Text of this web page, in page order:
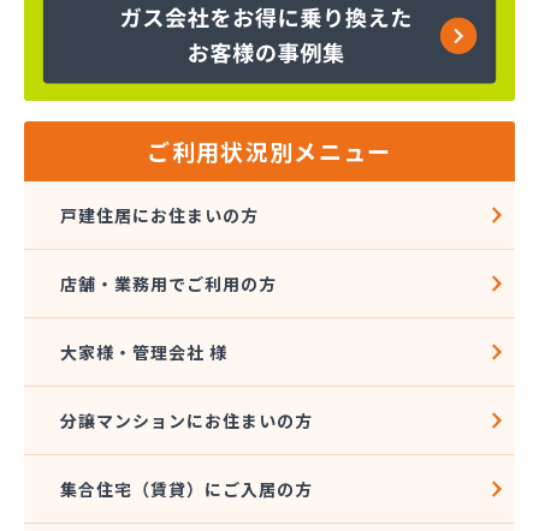
京都府LPガス協会（一般社団法人）・保安センター
京都府LPガス協会（一般社団法人） 保安センター
北部支所
広瀬産業株式会社
三幸ガス株式会社
山大燃料工業株式会社
小谷産業株式会社
小谷産業株式会社 宮津充填所
小谷商店
松川油業
上京物産有限会社
上原成商事株式会社 US国道伏見エコ・ステーシ
ご利用状況別メニュー
戸建住居にお住まいの方
店舗・業務用でご利用の方
大家様・管理会社 様
分譲マンションにお住まいの方
集合住宅（賃貸）にご入居の方